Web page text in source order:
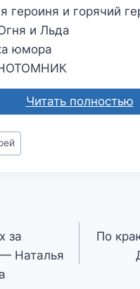
героиня и горячий
и Льда
юмора
Читать полностью
за
Наталья
По